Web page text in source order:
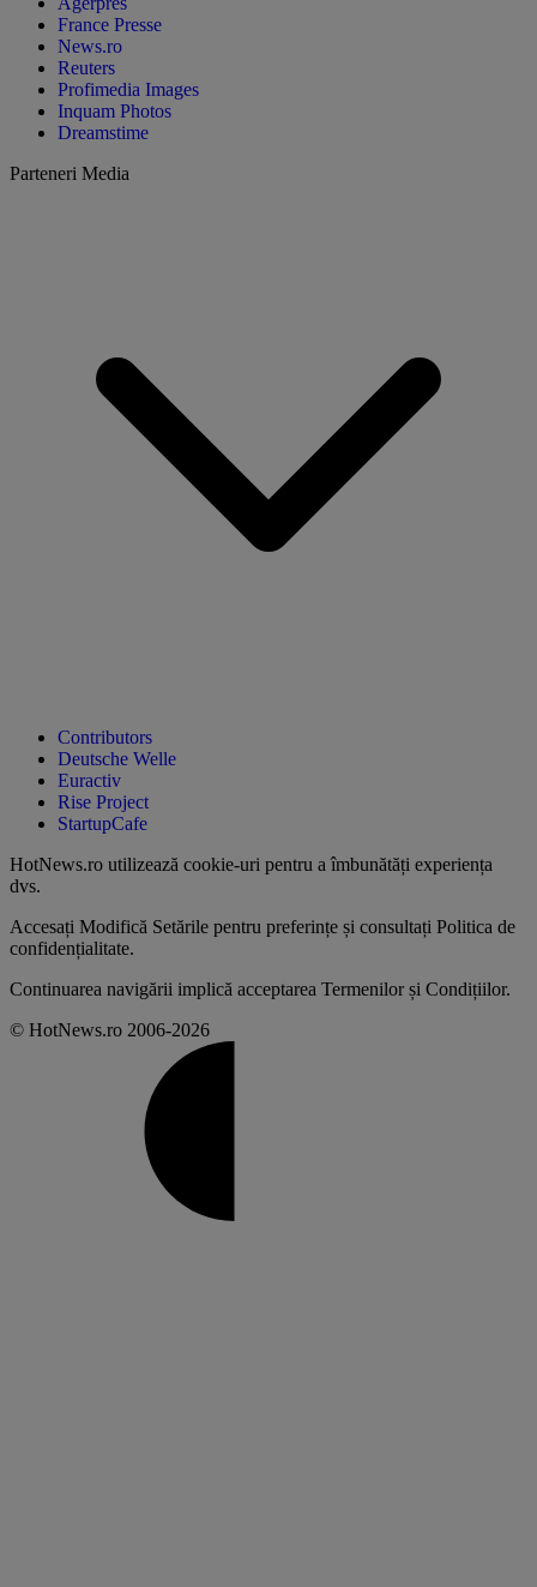
France Presse
News.ro
Reuters
Profimedia Images
Inquam Photos
Dreamstime
Parteneri Media
Contributors
Deutsche Welle
Euractiv
Rise Project
StartupCafe
HotNews.ro utilizează cookie-uri pentru a îmbunătăți experiența
dvs.
Accesați Modifică Setările pentru preferințe și consultați Politica de
confidențialitate.
Continuarea navigării implică acceptarea Termenilor și Condițiilor.
© HotNews.ro 2006-2026